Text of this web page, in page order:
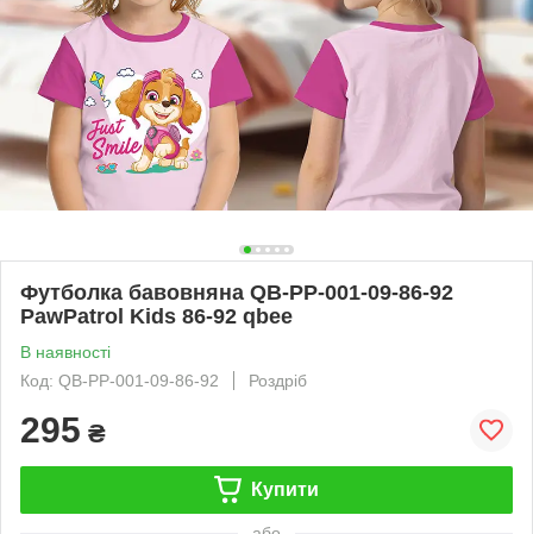
Футболка бавовняна QB-PP-001-09-86-92
PawPatrol Kids 86-92 qbee
В наявності
Код: QB-PP-001-09-86-92
Роздріб
295 ₴
Купити